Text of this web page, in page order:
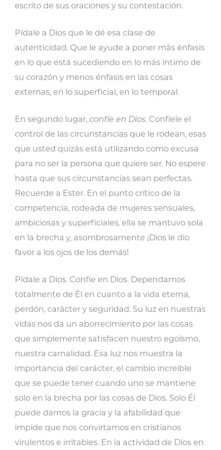
escrito de sus oraciones y su contestación.
Pídale a Dios que le dé esa clase de
autenticidad. Que le ayude a poner más énfasis
en lo que está sucediendo en lo más íntimo de
su corazón y menos énfasis en las cosas
externas, en lo superficial, en lo temporal.
En segundo lugar, confíe en Dios. Confíele el
control de las circunstancias que le rodean, esas
que usted quizás está utilizando como excusa
para no ser la persona que quiere ser. No espere
hasta que sus circunstancias sean perfectas.
Recuerde a Ester. En el punto crítico de la
competencia, rodeada de mujeres sensuales,
ambiciosas y superficiales, ella se mantuvo sola
en la brecha y, asombrosamente ¡Dios le dio
favor a los ojos de los demás!
Pídale a Dios. Confíe en Dios. Dependamos
totalmente de Él en cuanto a la vida eterna,
perdón, carácter y seguridad. Su luz en nuestras
vidas nos da un aborrecimiento por las cosas
que simplemente satisfacen nuestro egoísmo,
nuestra carnalidad. Esa luz nos muestra la
importancia del carácter, el cambio increíble
que se puede tener cuando uno se mantiene
solo en la brecha por las cosas de Dios. Solo Él
puede darnos la gracia y la afabilidad que
impide que nos convirtamos en cristianos
virulentos e irritables. En la actividad de Dios en